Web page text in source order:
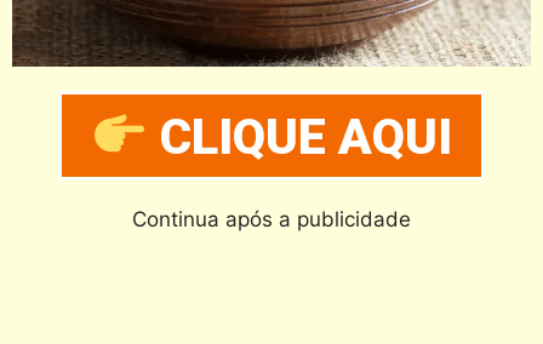
CLIQUE AQUI
Continua após a publicidade